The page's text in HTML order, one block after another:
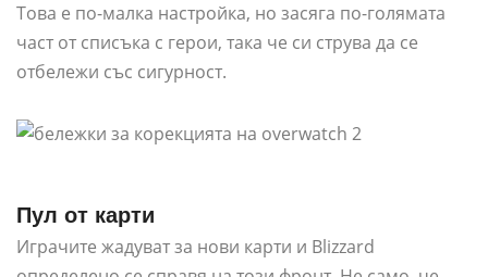
Това е по-малка настройка, но засяга по-голямата
част от списъка с герои, така че си струва да се
отбележи със сигурност.
Пул от карти
Играчите жадуват за нови карти и Blizzard